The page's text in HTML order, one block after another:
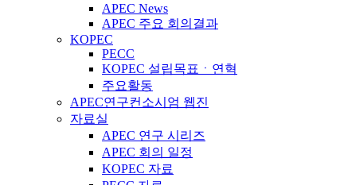
APEC News
APEC 주요 회의결과
KOPEC
PECC
KOPEC 설립목표ㆍ연혁
주요활동
APEC연구컨소시엄 웹진
자료실
APEC 연구 시리즈
APEC 회의 일정
KOPEC 자료